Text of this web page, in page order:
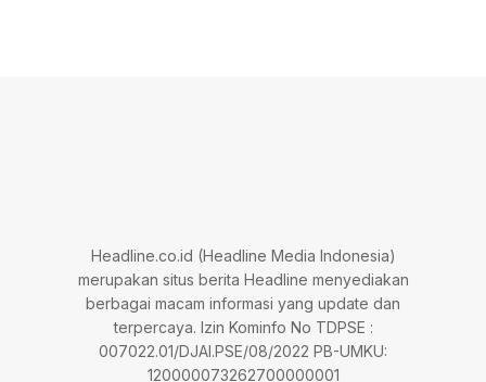
Headline.co.id (Headline Media Indonesia)
merupakan situs berita Headline menyediakan
berbagai macam informasi yang update dan
terpercaya. Izin Kominfo No TDPSE :
007022.01/DJAI.PSE/08/2022 PB-UMKU:
120000073262700000001